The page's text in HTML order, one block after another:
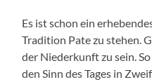
Es ist schon ein
Tradition Pate zu stehen.
der Niederkunft zu sein.
den Sinn des Tages in